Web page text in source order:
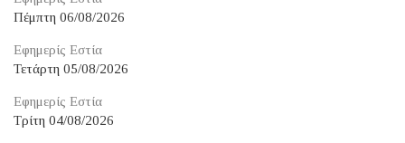
Πέμπτη 06/08/2026
Εφημερίς Εστία
Τετάρτη 05/08/2026
Εφημερίς Εστία
Τρίτη 04/08/2026